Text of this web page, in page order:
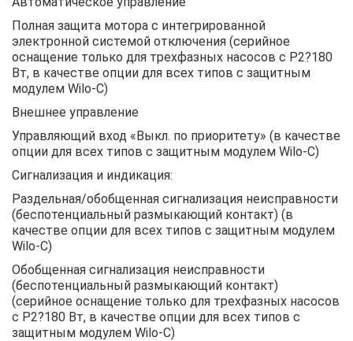
Полная защита мотора с интегрированной
электронной системой отключения (серийное
оснащение только для трехфазных насосов с P2?180
Вт, в качестве опции для всех типов с защитным
модулем Wilo-C)
Внешнее управление
Управляющий вход «Выкл. по приоритету» (в качестве
опции для всех типов с защитным модулем Wilo-C)
Сигнализация и индикация:
Раздельная/обобщенная сигнализация неисправности
(беспотенциальный размыкающий контакт) (в
качестве опции для всех типов с защитным модулем
Wilo-C)
Обобщенная сигнализация неисправности
(беспотенциальный размыкающий контакт)
(серийное оснащение только для трехфазных насосов
с P2?180 Вт, в качестве опции для всех типов с
защитным модулем Wilo-C)